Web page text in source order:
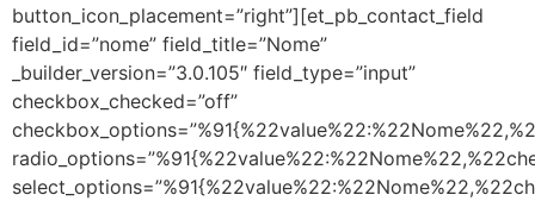
button_icon_placement=”right”][et_pb_contact_field
field_id=”nome” field_title=”Nome”
_builder_version=”3.0.105″ field_type=”input”
checkbox_checked=”off”